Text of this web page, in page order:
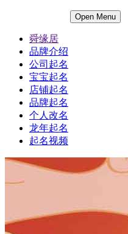
Open Menu
舜缘居
品牌介绍
公司起名
宝宝起名
店铺起名
品牌起名
个人改名
龙年起名
起名视频